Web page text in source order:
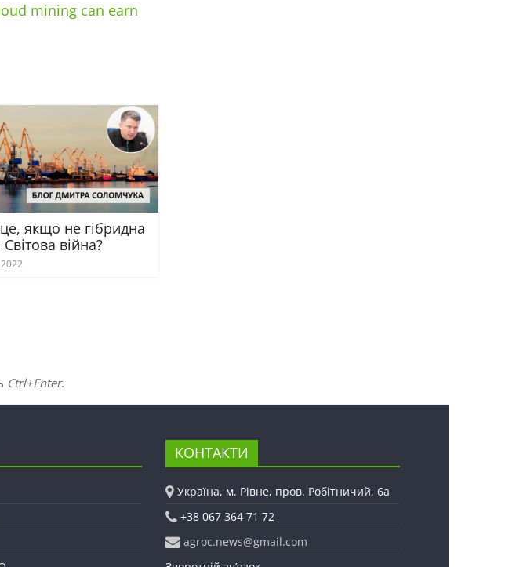
mining can earn
якщо не гібридна
війна?
Ctrl+Enter.
КОНТАКТИ
Україна, м. Рівне, пров. Робітничий, 6а
+38 067 364 71 72
agroc.news@gmail.com